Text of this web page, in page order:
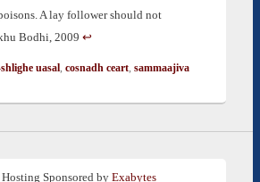
A lay follower should not
Bodhi, 2009↩︎
uasal, cosnadh ceart, sammaajiva
Hosting Sponsored by Exabytes